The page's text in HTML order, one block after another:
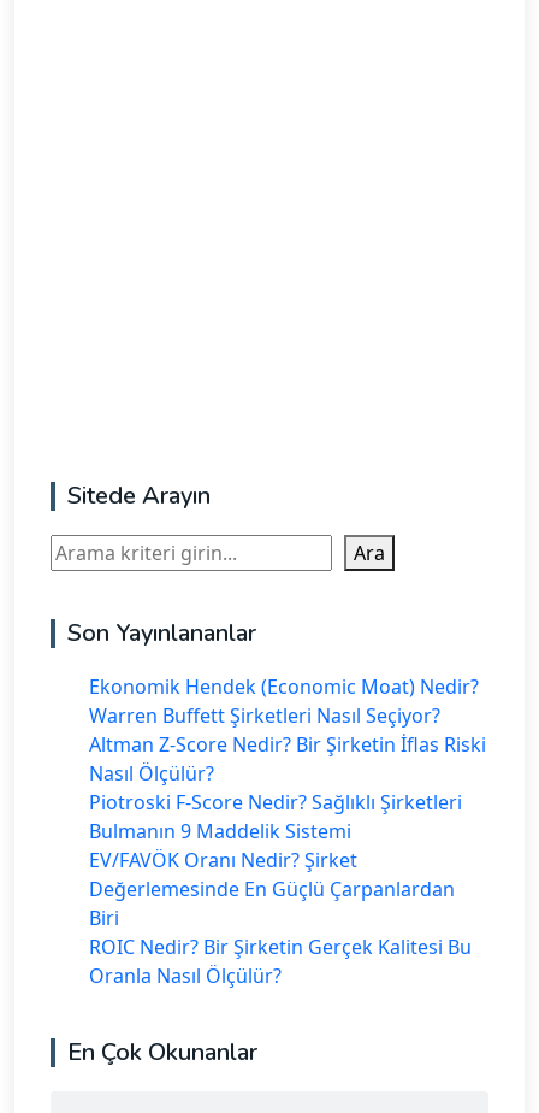
Sitede Arayın
Ara Ara
Son Yayınlananlar
Ekonomik Hendek (Economic Moat) Nedir?
Warren Buffett Şirketleri Nasıl Seçiyor?
Altman Z-Score Nedir? Bir Şirketin İflas Riski
Nasıl Ölçülür?
Piotroski F-Score Nedir? Sağlıklı Şirketleri
Bulmanın 9 Maddelik Sistemi
EV/FAVÖK Oranı Nedir? Şirket
Değerlemesinde En Güçlü Çarpanlardan
Biri
ROIC Nedir? Bir Şirketin Gerçek Kalitesi Bu
Oranla Nasıl Ölçülür?
En Çok Okunanlar